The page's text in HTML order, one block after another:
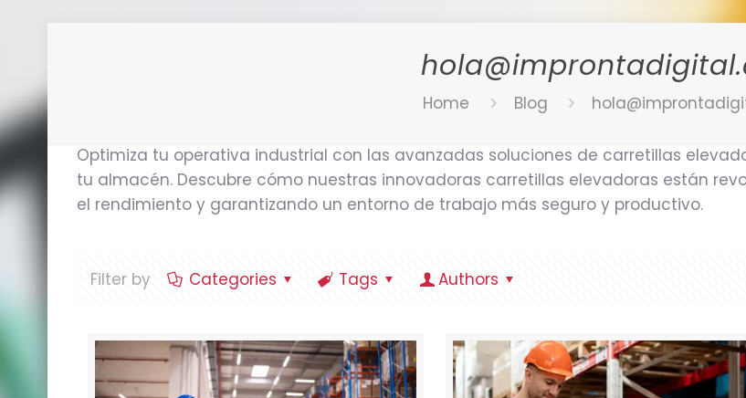
Home Blog
Optimiza tu operativa industrial con las avanzadas soluciones de carretillas
tu almacén. Descubre cómo nuestras innovadoras carretillas elevadoras están
el rendimiento y garantizando un entorno de trabajo más seguro y productivo.
Filter by Categories Tags Authors